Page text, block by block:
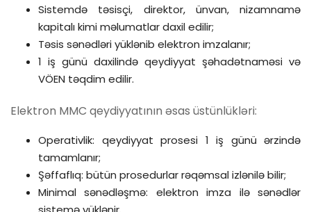
Sistemdə təsisçi, direktor, ünvan, nizamnamə
kapitalı kimi məlumatlar daxil edilir;
Təsis sənədləri yüklənib elektron imzalanır;
1 iş günü daxilində qeydiyyat şəhadətnaməsi və
VÖEN təqdim edilir.
Elektron MMC qeydiyyatının əsas üstünlükləri:
Operativlik: qeydiyyat prosesi 1 iş günü ərzində
tamamlanır;
Şəffaflıq: bütün prosedurlar rəqəmsal izlənilə bilir;
Minimal sənədləşmə: elektron imza ilə sənədlər